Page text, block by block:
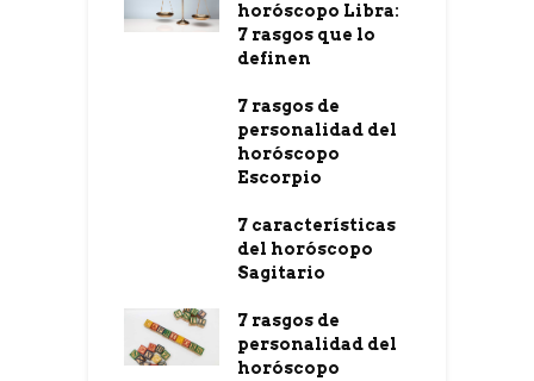
horóscopo Libra:
7 rasgos que lo
definen
7 rasgos de
personalidad del
horóscopo
Escorpio
7 características
del horóscopo
Sagitario
7 rasgos de
personalidad del
horóscopo